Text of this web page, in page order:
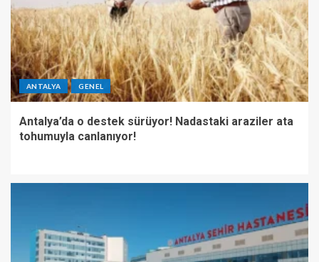
ANTALYA GENEL
Antalya’da o destek sürüyor! Nadastaki araziler ata
tohumuyla canlanıyor!